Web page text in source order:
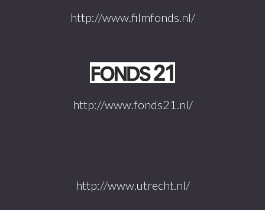
http://www.filmfonds.nl/
http://www.fonds21.nl/
http://www.utrecht.nl/